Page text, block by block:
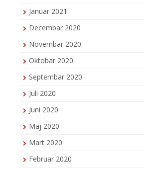
Januar 2021
Decembar 2020
Novembar 2020
Oktobar 2020
Septembar 2020
Juli 2020
Juni 2020
Maj 2020
Mart 2020
Februar 2020